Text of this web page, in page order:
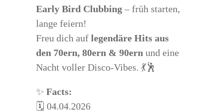
Early Bird Clubbing – früh starten,
lange feiern!
Freu dich auf legendäre Hits aus
den 70ern, 80ern & 90ern und eine
Nacht voller Disco-Vibes. 💃🕺
✨ Facts:
🗓️ 04.04.2026